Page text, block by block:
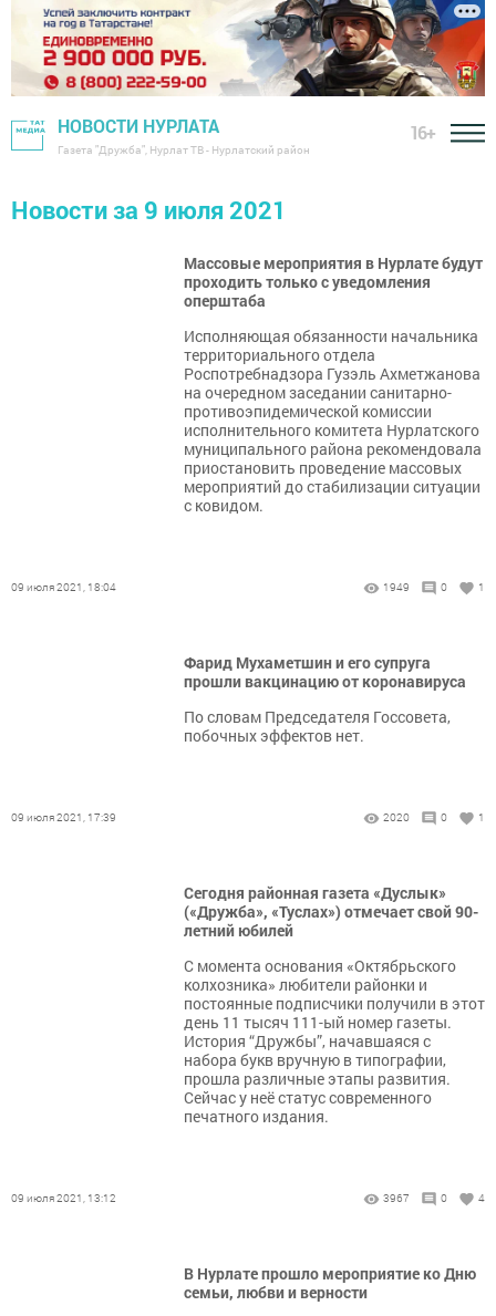
НОВОСТИ НУРЛАТА
Газета "Дружба", Нурлат ТВ - Нурлатский район
16+
Новости за 9 июля 2021
Массовые мероприятия в Нурлате будут
проходить только с уведомления
оперштаба
Исполняющая обязанности начальника
территориального отдела
Роспотребнадзора Гузэль Ахметжанова
на очередном заседании санитарно-
противоэпидемической комиссии
исполнительного комитета Нурлатского
муниципального района рекомендовала
приостановить проведение массовых
мероприятий до стабилизации ситуации
с ковидом.
09 июля 2021, 18:04 1949 0 1
Фарид Мухаметшин и его супруга
прошли вакцинацию от коронавируса
​​​​​​​По словам Председателя Госсовета,
побочных эффектов нет.
09 июля 2021, 17:39 2020 0 1
Сегодня районная газета «Дуслык»
(«Дружба», «Туслах») отмечает свой 90-
летний юбилей
С момента основания «Октябрьского
колхозника» любители районки и
постоянные подписчики получили в этот
день 11 тысяч 111-ый номер газеты.
История “Дружбы”, начавшаяся с
набора букв вручную в типографии,
прошла различные этапы развития.
Сейчас у неё статус современного
печатного издания.
09 июля 2021, 13:12 3967 0 4
В Нурлате прошло мероприятие ко Дню
семьи, любви и верности